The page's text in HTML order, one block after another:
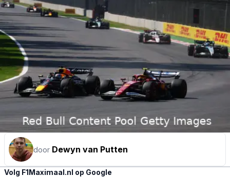
door Dewyn van Putten
Volg F1Maximaal.nl op Google